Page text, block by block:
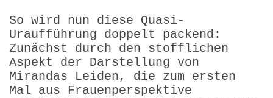
So wird nun diese Quasi-
Uraufführung doppelt packend:
Zunächst durch den stofflichen
Aspekt der Darstellung von
Mirandas Leiden, die zum ersten
Mal aus Frauenperspektive